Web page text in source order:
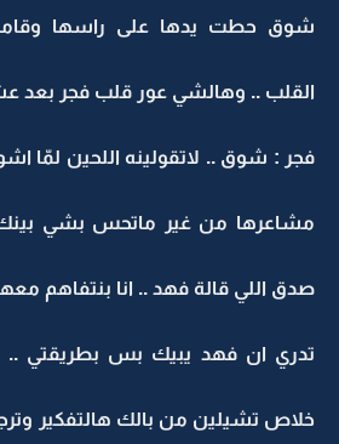
شوق حطت يدها على راسها
القلب .. وهالشي عور قلب فجر بعد
فجر : شوق .. لاتقولينه اللحين لمّا
مشاعرها من غير ماتحس بشي
صدق اللي قالة فهد .. انا بنتفاهم
تدري ان فهد يبيك بس بطريقتي
خلاص تشيلين من بالك هالتفكير